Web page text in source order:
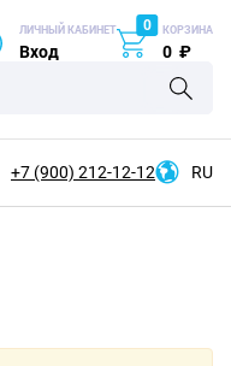
ЛИЧНЫЙ КАБИНЕТ
Вход
0 КОРЗИНА
0 ₽
+7 (900) 212-12-12 RU